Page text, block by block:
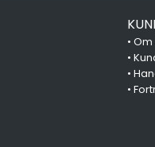
•
•
•
•